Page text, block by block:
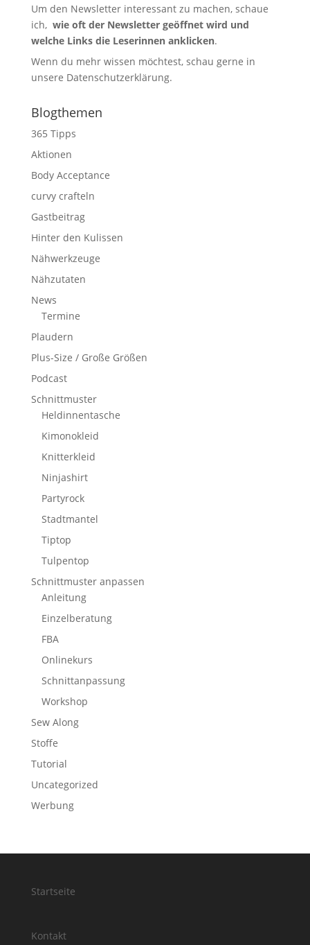
Um den Newsletter interessant zu machen, schaue
ich, wie oft der Newsletter geöffnet wird und
welche Links die Leserinnen anklicken.
Wenn du mehr wissen möchtest, schau gerne in
unsere Datenschutzerklärung.
Blogthemen
365 Tipps
Aktionen
Body Acceptance
curvy crafteln
Gastbeitrag
Hinter den Kulissen
Nähwerkzeuge
Nähzutaten
News
Termine
Plaudern
Plus-Size / Große Größen
Podcast
Schnittmuster
Heldinnentasche
Kimonokleid
Knitterkleid
Ninjashirt
Partyrock
Stadtmantel
Tiptop
Tulpentop
Schnittmuster anpassen
Anleitung
Einzelberatung
FBA
Onlinekurs
Schnittanpassung
Workshop
Sew Along
Stoffe
Tutorial
Uncategorized
Werbung
Startseite
Kontakt